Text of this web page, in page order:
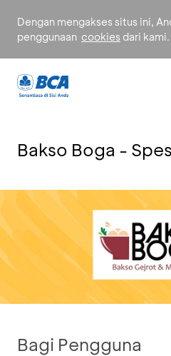
Dengan mengakses situs ini,
penggunaan cookies dari kami.
Bakso Boga -
Bagi Pengguna